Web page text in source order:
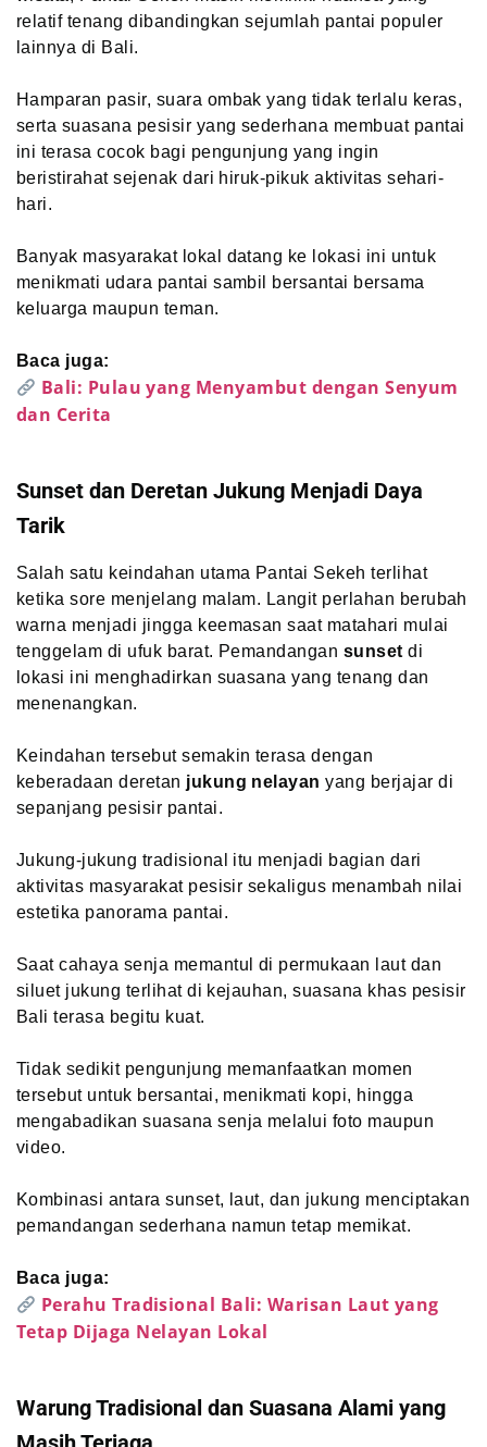
relatif tenang dibandingkan sejumlah pantai populer
lainnya di Bali.
Hamparan pasir, suara ombak yang tidak terlalu keras,
serta suasana pesisir yang sederhana membuat pantai
ini terasa cocok bagi pengunjung yang ingin
beristirahat sejenak dari hiruk-pikuk aktivitas sehari-
hari.
Banyak masyarakat lokal datang ke lokasi ini untuk
menikmati udara pantai sambil bersantai bersama
keluarga maupun teman.
Baca juga:
Bali: Pulau yang Menyambut dengan Senyum
dan Cerita
Sunset dan Deretan Jukung Menjadi Daya
Tarik
Salah satu keindahan utama Pantai Sekeh terlihat
ketika sore menjelang malam. Langit perlahan berubah
warna menjadi jingga keemasan saat matahari mulai
tenggelam di ufuk barat. Pemandangan sunset di
lokasi ini menghadirkan suasana yang tenang dan
menenangkan.
Keindahan tersebut semakin terasa dengan
keberadaan deretan jukung nelayan yang berjajar di
sepanjang pesisir pantai.
Jukung-jukung tradisional itu menjadi bagian dari
aktivitas masyarakat pesisir sekaligus menambah nilai
estetika panorama pantai.
Saat cahaya senja memantul di permukaan laut dan
siluet jukung terlihat di kejauhan, suasana khas pesisir
Bali terasa begitu kuat.
Tidak sedikit pengunjung memanfaatkan momen
tersebut untuk bersantai, menikmati kopi, hingga
mengabadikan suasana senja melalui foto maupun
video.
Kombinasi antara sunset, laut, dan jukung menciptakan
pemandangan sederhana namun tetap memikat.
Baca juga:
Perahu Tradisional Bali: Warisan Laut yang
Tetap Dijaga Nelayan Lokal
Warung Tradisional dan Suasana Alami yang